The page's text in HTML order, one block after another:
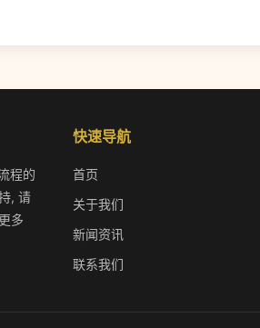
程的
, 请
多
快速导航
首页
关于我们
新闻资讯
联系我们